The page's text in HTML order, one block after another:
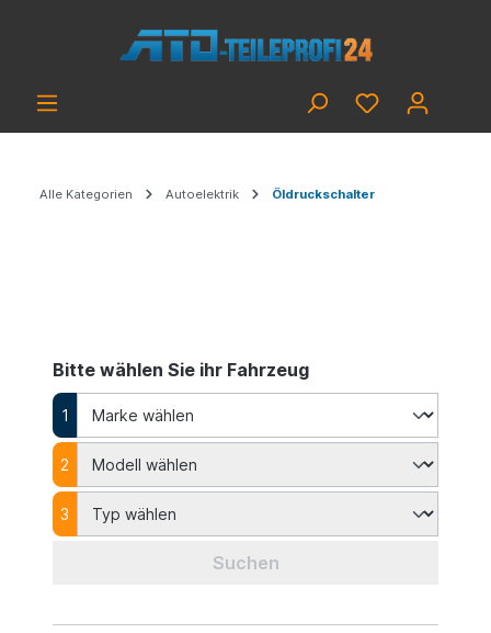
Alle Kategorien Autoelektrik Öldruckschalter
Bitte wählen Sie ihr Fahrzeug
1
2
3
Suchen